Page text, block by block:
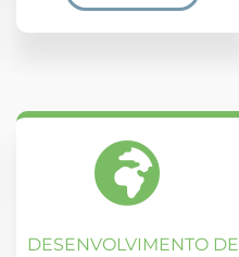
DESENVOLVIMENTO DE